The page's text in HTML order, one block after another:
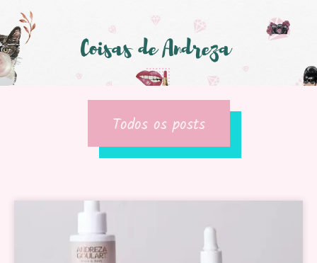
Todos os posts